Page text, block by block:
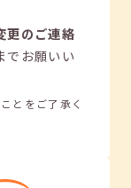
更のご連絡
でお願いい
とをご了承く